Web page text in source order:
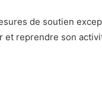
de soutien
reprendre son